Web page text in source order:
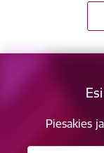
Piesakies